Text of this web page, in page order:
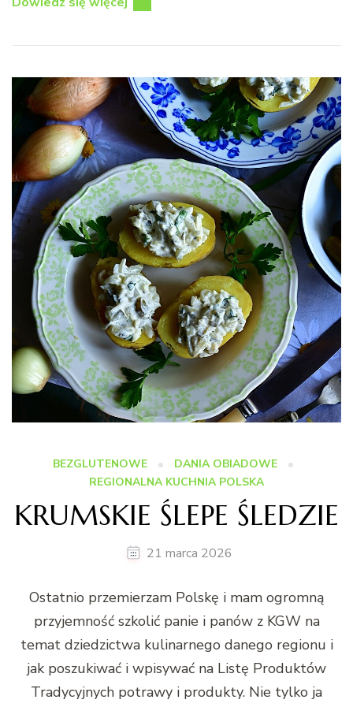
BEZGLUTENOWE
DANIA OBIADOWE
REGIONALNA KUCHNIA POLSKA
KRUMSKIE ŚLEPE ŚLEDZIE
21 marca 2026
Ostatnio przemierzam Polskę i mam ogromną
przyjemność szkolić panie i panów z KGW na
temat dziedzictwa kulinarnego danego regionu i
jak poszukiwać i wpisywać na Listę Produktów
Tradycyjnych potrawy i produkty. Nie tylko ja